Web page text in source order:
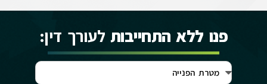
פנו ללא התחייבות לעורך דין: